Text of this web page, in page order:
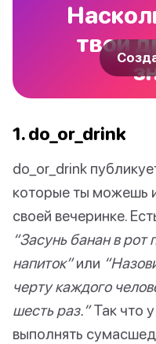
твои
1. do_or_drink
do_or_drink
которые ты можешь
своей вечеринке.
“Засунь банан в рот
напиток”или
черту каждого
шесть раз.”Так что
выполнять